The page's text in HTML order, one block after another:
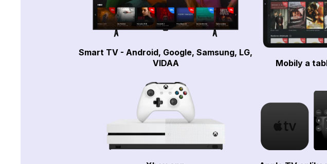
Smart TV - Android, Google, Samsung, LG,
VIDAA
Mobily a